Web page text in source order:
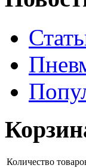
Количество